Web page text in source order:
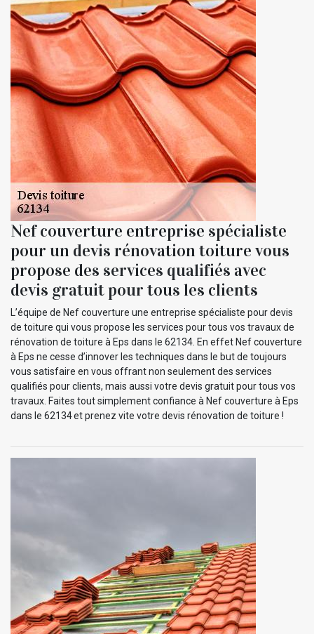
Nef couverture entreprise spécialiste
pour un devis rénovation toiture vous
propose des services qualifiés avec
devis gratuit pour tous les clients
L’équipe de Nef couverture une entreprise spécialiste pour devis
de toiture qui vous propose les services pour tous vos travaux de
rénovation de toiture à Eps dans le 62134. En effet Nef couverture
à Eps ne cesse d’innover les techniques dans le but de toujours
vous satisfaire en vous offrant non seulement des services
qualifiés pour clients, mais aussi votre devis gratuit pour tous vos
travaux. Faites tout simplement confiance à Nef couverture à Eps
dans le 62134 et prenez vite votre devis rénovation de toiture !